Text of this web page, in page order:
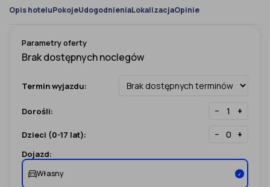
Opis hoteluPokojeUdogodnieniaLokalizacjaOpinie
Parametry oferty
Termin wyjazdu:
Dorośli: − +
Dzieci (0-17 lat): − +
Dojazd:
Własny ✓